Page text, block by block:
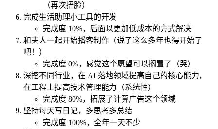
（再次捂脸）
完成生活助理小工具的开发
完成度 10%，后面以更加低成本的方式解决
和夫人一起开始播客制作（说了这么多年也得开始了
吧！）
完成度 0%，感觉这个愿望可以搁置了（哭）
深挖不同行业，在 AI 落地领域提高自己的核心能力，
在工程上提高技术管理能力（系统性）
完成度 80%，拓展了计算广告这个领域
坚持每天写日记，多思考多总结
完成度 100%，全年一天不少